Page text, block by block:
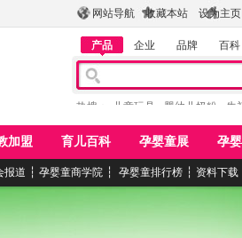
网站导航 收藏本站 设为主页
产品 企业 品牌 百科
热搜： 儿童玩具 婴幼儿奶粉 牛
加盟 育儿百科 孕婴童展 孕
报道 ┆ 孕婴童商学院 ┆ 孕婴童排行榜 ┆ 资料下载